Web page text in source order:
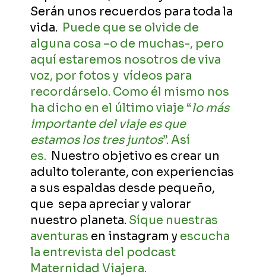
Serán unos recuerdos para toda la
vida. Puede que se olvide de
alguna cosa –o de muchas-, pero
aquí estaremos nosotros de viva
voz, por fotos y vídeos para
recordárselo. Como él mismo nos
ha dicho en el último viaje “lo más
importante del viaje es que
estamos los tres juntos”. Así
es. Nuestro objetivo es crear un
adulto tolerante, con experiencias
a sus espaldas desde pequeño,
que sepa apreciar y valorar
nuestro planeta. Síque nuestras
aventuras en instagram y escucha
la entrevista del podcast
Maternidad Viajera.